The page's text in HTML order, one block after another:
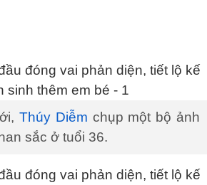
Thúy Diễm chụp một bộ ảnh
sắc ở tuổi 36.